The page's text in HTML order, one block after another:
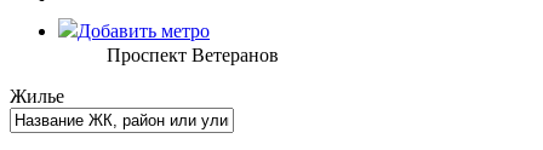
Добавить метро
Проспект Ветеранов
Жилье